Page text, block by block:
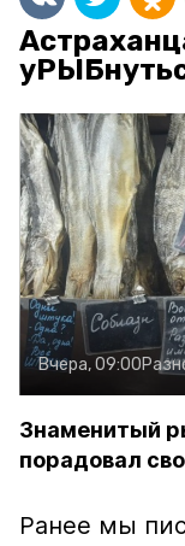
Вчера, 09:00
Знаменитый
порадовал
Ранее мы